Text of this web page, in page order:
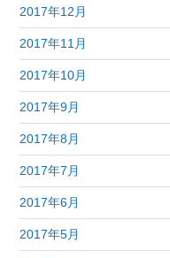
2017年12月
2017年11月
2017年10月
2017年9月
2017年8月
2017年7月
2017年6月
2017年5月